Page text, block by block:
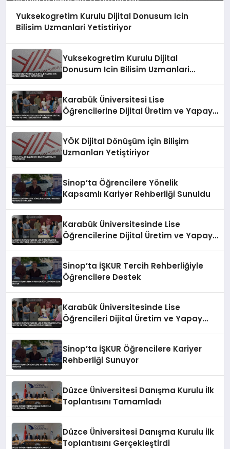
Yuksekogretim Kurulu Dijital Donusum Icin
Bilisim Uzmanlari Yetistiriyor
Yuksekogretim Kurulu Dijital
Donusum Icin Bilisim Uzmanlari
Karabük Üniversitesi Lise
Öğrencilerine Dijital Üretim ve Yapay
YÖK Dijital Dönüşüm İçin Bilişim
Uzmanları Yetiştiriyor
Sinop’ta Öğrencilere Yönelik
Kapsamlı Kariyer Rehberliği Sunuldu
Karabük Üniversitesinde Lise
Öğrencilerine Dijital Üretim ve Yapay
Sinop’ta İŞKUR Tercih Rehberliğiyle
Öğrencilere Destek
Karabük Üniversitesinde Lise
Öğrencileri Dijital Üretim ve Yapay
Sinop’ta İŞKUR Öğrencilere Kariyer
Rehberliği Sunuyor
Düzce Üniversitesi Danışma Kurulu İlk
Toplantısını Tamamladı
Düzce Üniversitesi Danışma Kurulu İlk
Toplantısını Gerçekleştirdi